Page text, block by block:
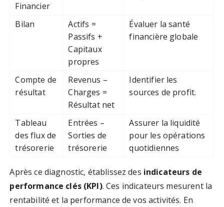
Financier
Bilan
Actifs =
Passifs +
Capitaux
propres
Évaluer la santé
financière globale
Compte de
résultat
Revenus –
Charges =
Résultat net
Identifier les
sources de profit.
Tableau
des flux de
trésorerie
Entrées –
Sorties de
trésorerie
Assurer la liquidité
pour les opérations
quotidiennes
Après ce diagnostic, établissez des indicateurs de
performance clés (KPI). Ces indicateurs mesurent la
rentabilité et la performance de vos activités. En